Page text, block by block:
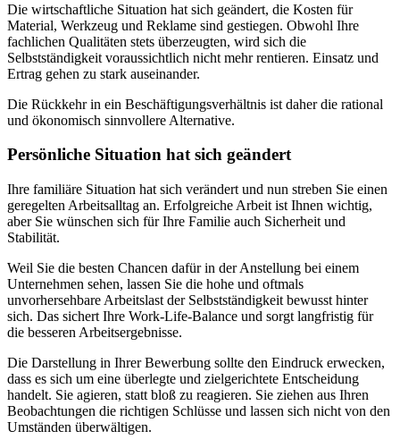
Die wirtschaftliche Situation hat sich geändert, die Kosten für
Material, Werkzeug und Reklame sind gestiegen. Obwohl Ihre
fachlichen Qualitäten stets überzeugten, wird sich die
Selbstständigkeit voraussichtlich nicht mehr rentieren. Einsatz und
Ertrag gehen zu stark auseinander.
Die Rückkehr in ein Beschäftigungsverhältnis ist daher die rational
und ökonomisch sinnvollere Alternative.
Persönliche Situation hat sich geändert
Ihre familiäre Situation hat sich verändert und nun streben Sie einen
geregelten Arbeitsalltag an. Erfolgreiche Arbeit ist Ihnen wichtig,
aber Sie wünschen sich für Ihre Familie auch Sicherheit und
Stabilität.
Weil Sie die besten Chancen dafür in der Anstellung bei einem
Unternehmen sehen, lassen Sie die hohe und oftmals
unvorhersehbare Arbeitslast der Selbstständigkeit bewusst hinter
sich. Das sichert Ihre Work-Life-Balance und sorgt langfristig für
die besseren Arbeitsergebnisse.
Die Darstellung in Ihrer Bewerbung sollte den Eindruck erwecken,
dass es sich um eine überlegte und zielgerichtete Entscheidung
handelt. Sie agieren, statt bloß zu reagieren. Sie ziehen aus Ihren
Beobachtungen die richtigen Schlüsse und lassen sich nicht von den
Umständen überwältigen.